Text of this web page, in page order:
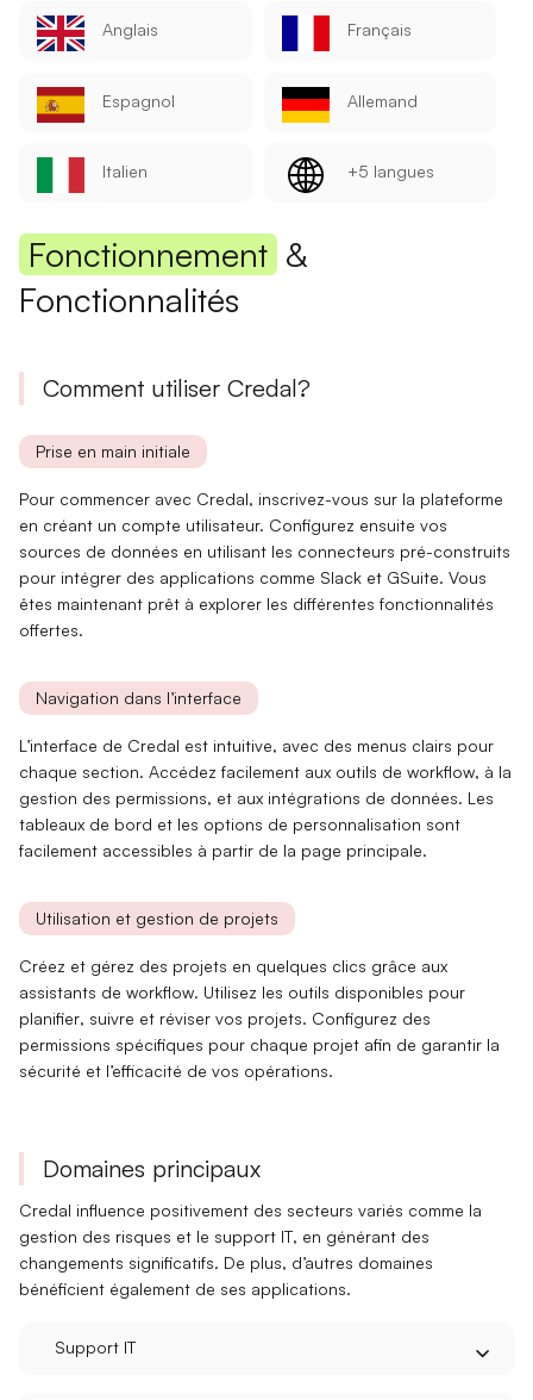
Anglais Français
Espagnol Allemand
Italien +5 langues
Fonctionnement &
Fonctionnalités
Comment utiliser Credal?
Prise en main initiale
Pour commencer avec Credal, inscrivez-vous sur la plateforme
en créant un compte utilisateur. Configurez ensuite vos
sources de données en utilisant les connecteurs pré-construits
pour intégrer des applications comme Slack et GSuite. Vous
êtes maintenant prêt à explorer les différentes fonctionnalités
offertes.
Navigation dans l’interface
L’interface de Credal est intuitive, avec des menus clairs pour
chaque section. Accédez facilement aux outils de workflow, à la
gestion des permissions, et aux intégrations de données. Les
tableaux de bord et les options de personnalisation sont
facilement accessibles à partir de la page principale.
Utilisation et gestion de projets
Créez et gérez des projets en quelques clics grâce aux
assistants de workflow. Utilisez les outils disponibles pour
planifier, suivre et réviser vos projets. Configurez des
permissions spécifiques pour chaque projet afin de garantir la
sécurité et l’efficacité de vos opérations.
Domaines principaux
Credal influence positivement des secteurs variés comme la
gestion des risques et le support IT, en générant des
changements significatifs. De plus, d’autres domaines
bénéficient également de ses applications.
Support IT